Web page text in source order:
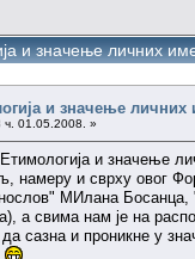
и значење личних
и значење
ч. 01.05.2008. »
и значење
намеру и сврху овог
МИлана Босанца,
а свима нам је на
сазна и проникне у